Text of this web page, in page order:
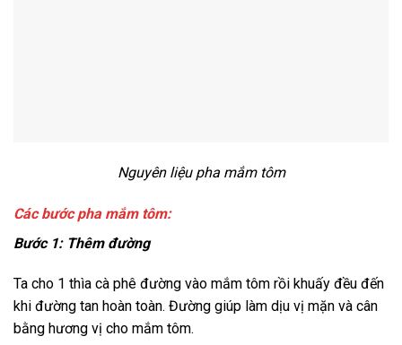
Nguyên liệu pha mắm tôm
Các bước pha mắm tôm:
Bước 1: Thêm đường
Ta cho 1 thìa cà phê đường vào mắm tôm rồi khuấy đều đến
khi đường tan hoàn toàn. Đường giúp làm dịu vị mặn và cân
bằng hương vị cho mắm tôm.